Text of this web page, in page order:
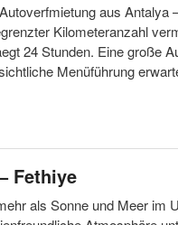
aus Antalya
Kilometeranzahl
24 Stunden. Eine große
Menüführung
Fethiye
als Sonne und Meer im